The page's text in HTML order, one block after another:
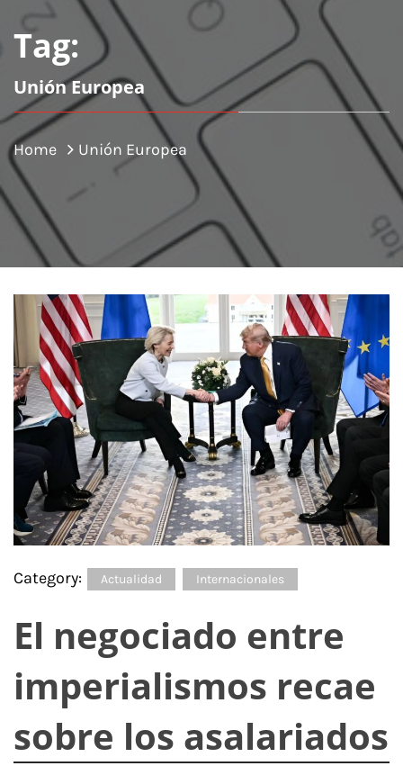
Tag:
Unión Europea
Home Unión Europea
Category: Actualidad Internacionales
El negociado entre
imperialismos recae
sobre los asalariados